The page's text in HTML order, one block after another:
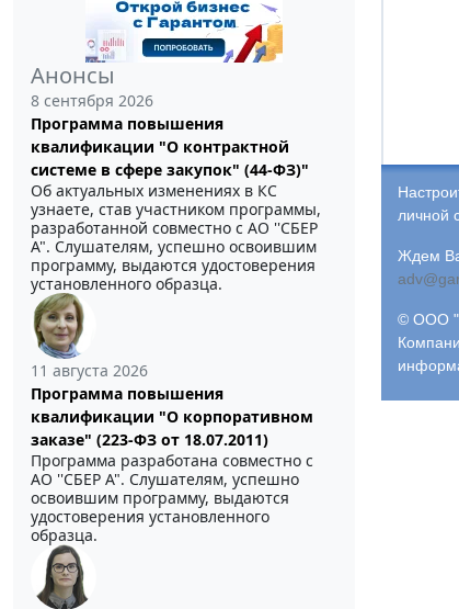
Анонсы
8 сентября 2026
Программа повышения
квалификации "О контрактной
системе в сфере закупок" (44-ФЗ)"
Об актуальных изменениях в КС
узнаете, став участником программы,
разработанной совместно с АО ''СБЕР
А". Слушателям, успешно освоившим
программу, выдаются удостоверения
установленного образца.
11 августа 2026
Программа повышения
квалификации "О корпоративном
заказе" (223-ФЗ от 18.07.2011)
Программа разработана совместно с
АО ''СБЕР А". Слушателям, успешно
освоившим программу, выдаются
удостоверения установленного
образца.
личной
Ждем
© ООО